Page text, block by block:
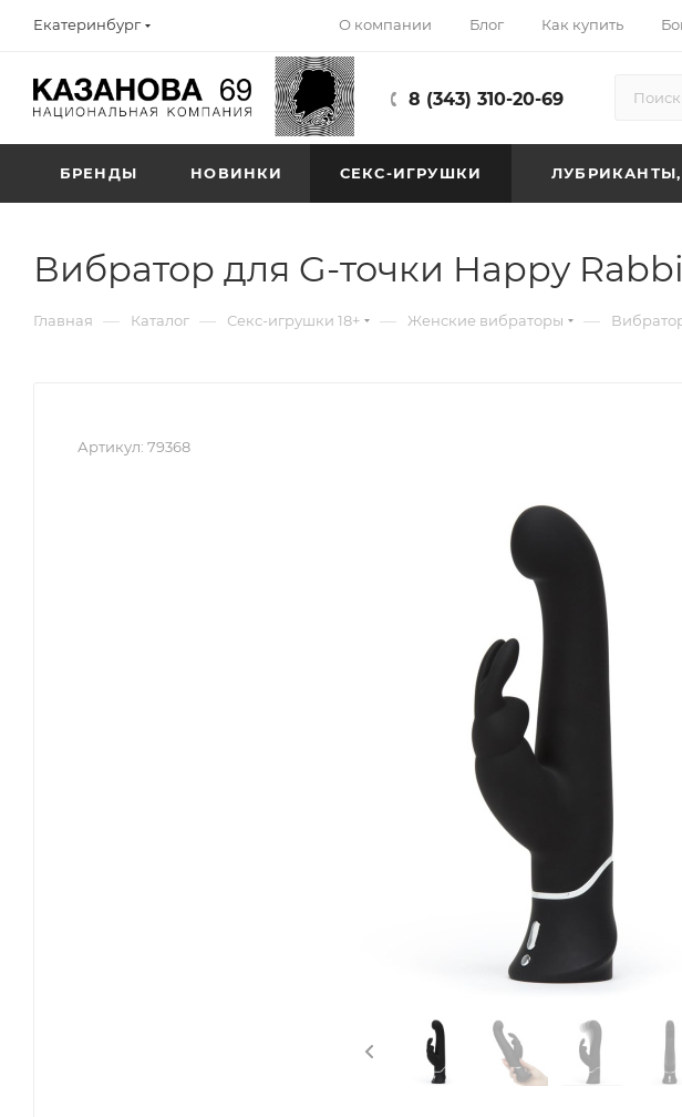
Екатеринбург О компании Блог Как купить
8 (343) 310-20-69
БРЕНДЫ НОВИНКИ СЕКС-ИГРУШКИ
Вибратор для G-точки Happy
Главная — Каталог — Секс-игрушки 18+ — Женские вибраторы —
Артикул: 79368